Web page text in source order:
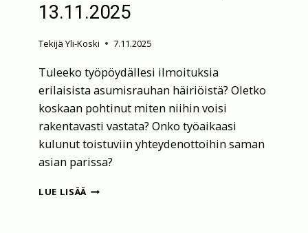
13.11.2025
Tekijä Yli-Koski 7.11.2025
Tuleeko työpöydällesi ilmoituksia
erilaisista asumisrauhan häiriöistä? Oletko
koskaan pohtinut miten niihin voisi
rakentavasti vastata? Onko työaikaasi
kulunut toistuviin yhteydenottoihin saman
asian parissa?
LUE LISÄÄKOULUTUS: